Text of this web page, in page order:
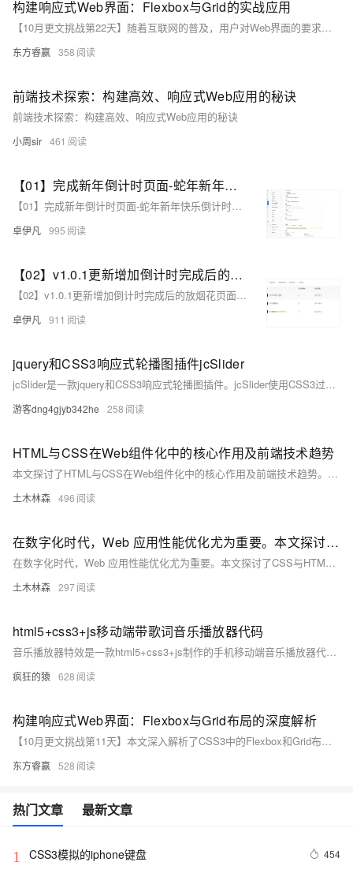
构建响应式Web界面：Flexbox与Grid的实战应用
【10月更文挑战第22天】随着互联网的普及，用户对Web界面的要求越来越高，不仅需要美观，还要具备良好的响应性和兼容性。为了满足这些需求，Web开发者需要掌握一些高级的布局技术。Flexbox和Grid是现代Web布局的两大法宝，它们分别由CSS3和HTML5引入，能够帮助开发者构建出更加灵活和易于维护的响应式Web界面。本文将深入探讨Flexbox和Grid的实战应用，并通过具体实例来展示它们在构建响应式Web界面中的强大能力。
东方睿赢 358
前端技术探索：构建高效、响应式Web应用的秘诀
前端技术探索：构建高效、响应式Web应用的秘诀
小周sir 461
【01】完成新年倒计时页面-蛇年新年快乐倒计时领取礼物放烟花html代码优雅草科技央千澈写采用html5+div+CSS+JavaScript-优雅草卓伊凡-做一条关于新年的代码分享给你们-为了C站的分拼一下子
【01】完成新年倒计时页面-蛇年新年快乐倒计时领取礼物放烟花html代码优雅草科技央千澈写采用html5+div+CSS+JavaScript-优雅草卓伊凡-做一条关于新年的代码分享给你们-为了C站的分拼一下子
卓伊凡 995
【02】v1.0.1更新增加倒计时完成后的放烟花页面-优化播放器-优化结构目录-蛇年新年快乐倒计时领取礼物放烟花html代码优雅草科技央千澈写采用html5+div+CSS+JavaScript-优雅草卓伊凡-做一条关于新年的代码分享给你们-为了C站的分拼一下子
【02】v1.0.1更新增加倒计时完成后的放烟花页面-优化播放器-优化结构目录-蛇年新年快乐倒计时领取礼物放烟花html代码优雅草科技央千澈写采用html5+div+CSS+JavaScript-优雅草卓伊凡-做一条关于新年的代码分享给你们-为了C站的分拼一下子
卓伊凡 911
jquery和CSS3响应式轮播图插件jcSlider
jcSlider是一款jquery和CSS3响应式轮播图插件。jcSlider使用CSS3过渡动画，它可以和animate.css完美结合，生成60多种轮播图过渡动画效果。
游客dng4gjyb342he 258
HTML与CSS在Web组件化中的核心作用及前端技术趋势
本文探讨了HTML与CSS在Web组件化中的核心作用及前端技术趋势。从结构定义、语义化到样式封装与布局控制，两者不仅提升了代码复用率和可维护性，还通过响应式设计、动态样式等技术增强了用户体验。面对兼容性、代码复杂度等挑战，文章提出了相应的解决策略，强调了持续创新的重要性，旨在构建高效、灵活的Web应用。
土木林森 496
在数字化时代，Web 应用性能优化尤为重要。本文探讨了CSS与HTML在提升Web性能中的关键作用及未来趋势
在数字化时代，Web 应用性能优化尤为重要。本文探讨了CSS与HTML在提升Web性能中的关键作用及未来趋势，包括样式表优化、DOM操作减少、图像优化等技术，并分析了电商网站的具体案例，强调了技术演进对Web性能的深远影响。
土木林森 297
html5+css3+js移动端带歌词音乐播放器代码
音乐播放器特效是一款html5+css3+js制作的手机移动端音乐播放器代码，带歌词显示。包括支持单曲循环，歌词显示，歌曲搜索，音量控制，列表循环等功能。利用json获取音乐歌单和歌词，基于html5 audio属性手机音乐播放器代码。
疯狂的猿 628
构建响应式Web界面：Flexbox与Grid布局的深度解析
【10月更文挑战第11天】本文深入解析了CSS3中的Flexbox和Grid布局，探讨了它们的特点、应用场景及使用方法。Flexbox适用于一维布局，如导航栏；Grid布局则适用于二维布局，如复杂网格。通过示例代码和核心属性介绍，帮助开发者灵活构建响应式Web界面。
东方睿赢 528
热门文章 最新文章
1 CSS3模拟的iphone键盘 454